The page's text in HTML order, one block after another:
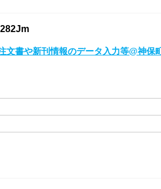
文書や新刊情報のデータ入力等@神保